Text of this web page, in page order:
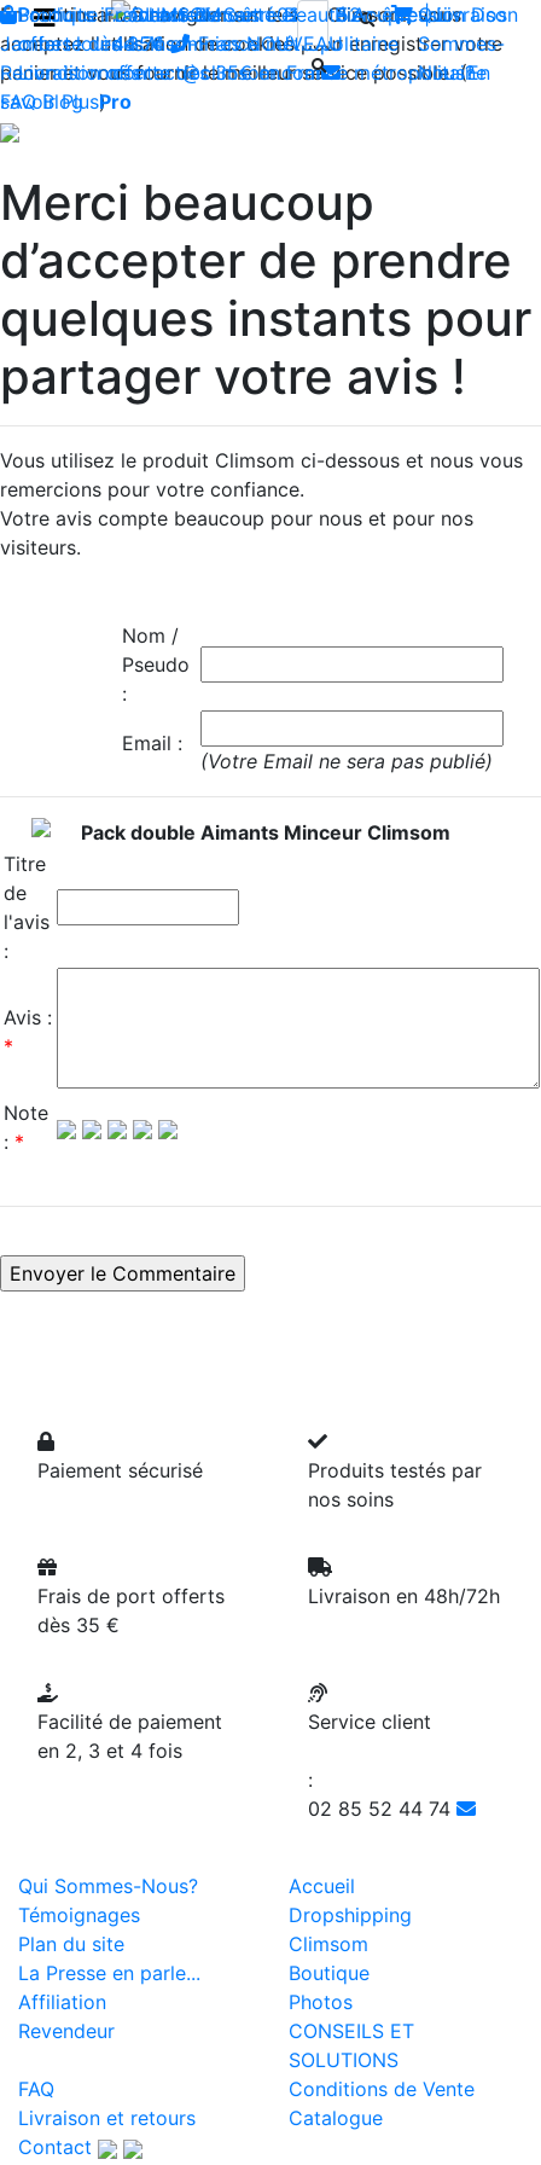
En continuant à naviguer sur le site Climsom, vous
acceptez l'utilisation de cookies pour enregistrer votre
panier et vous fournir le meilleur service possible. (En
savoir Plus)
Produits innovants de Santé et de Bien-être | Livraison
offerte dès 35€ en France métropolitaine
Livraison offerte dès 35€ en France métropolitaine
Contactez-nous : 02 85 52
44 74
-
contact@climsom.com
Qui
Sommes-
Nous?
Boutique Fraîcheur Bien-être Beauté Acupression Dos
Jambes lourdes Insomnies NOUVEAU
Reconditionnés
FAQ Blog Pro
Merci beaucoup
d’accepter de prendre
quelques instants pour
partager votre avis !
Vous utilisez le produit Climsom ci-dessous et nous vous
remercions pour votre confiance.
Votre avis compte beaucoup pour nous et pour nos
visiteurs.
Nom /
Pseudo
:
Email :
(Votre Email ne sera pas publié)
Pack double Aimants Minceur Climsom
Titre
de
l'avis
:
Avis :
*
Note
: *
Paiement sécurisé
Produits testés par
nos soins
Frais de port offerts
dès 35 €
Livraison en 48h/72h
Facilité de paiement
en 2, 3 et 4 fois
Service client
:
02 85 52 44 74
Qui Sommes-Nous?
Accueil
Témoignages
Dropshipping
Plan du site
Climsom
La Presse en parle...
Boutique
Affiliation
Photos
Revendeur
CONSEILS ET
SOLUTIONS
FAQ
Conditions de Vente
Livraison et retours
Catalogue
Contact